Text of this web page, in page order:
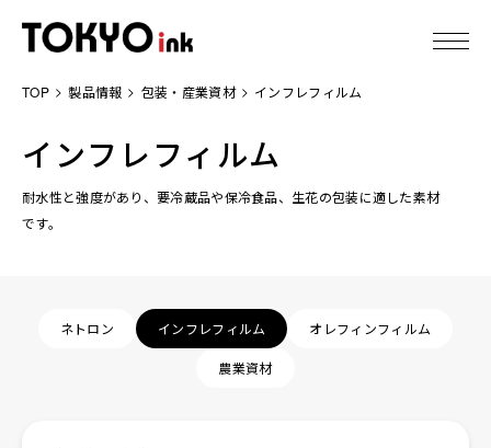
製品情報
技術情報
TOP 製品情報 包装・産業資材 インフレフィルム
インフレフィルム
耐水性と強度があり、要冷蔵品や保冷食品、生花の包装に適した素材
です。
ネトロン インフレフィルム オレフィンフィルム
農業資材